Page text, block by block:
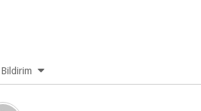
Bildirim